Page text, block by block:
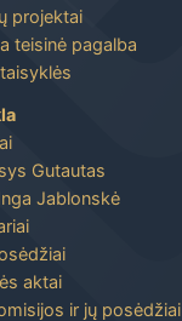
projektai
teisinė pagalba
Gutautas
Jablonskė
aktai
ir jų posėdžiai